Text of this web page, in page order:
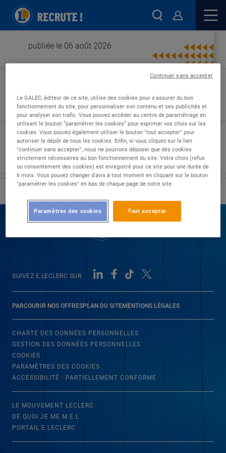
publiée le 06 août 2026
Type de contrat :
Expérience :
Études :
PARCOURIR NOS OFFRESPLAN DU SITEMENTIONS LÉGALES
SUIVEZ E.LECLERC SUR
CHARTE DES DONNÉES PERSONNELLES
GESTION DES DONNÉES PERSONNELLES
COOKIES
PARAMÈTRES DES COOKIES
ACCESSIBILITÉ : PARTIELLEMENT CONFORME
LE MOUVEMENT LECLERC
DE QUOI JE ME M.E.L
PORTAIL E.LECLERC
Le GALEC, éditeur de ce site, utilise des cookies pour s'assurer du bon
fonctionnement du site, pour personnaliser son contenu et ses publicités et
pour analyser son trafic. Vous pouvez accéder au centre de paramétrage en
utilisant le bouton “paramétrer les cookies” pour exprimer vos choix sur les
cookies. Vous pouvez également utiliser le bouton "tout accepter" pour
autoriser le dépôt de tous les cookies. Enfin, si vous cliquez sur le lien
"continuer sans accepter", nous ne pourrons déposer que des cookies
strictement nécessaires au bon fonctionnement du site. Votre choix (refus
ou consentement des cookies) est enregistré pour ce site pour une durée de
6 mois. Vous pouvez changer d'avis à tout moment en cliquant sur le bouton
"paramétrer les cookies" en bas de chaque page de notre site.
Tout accepter
Paramètres des cookies
Continuer sans accepter